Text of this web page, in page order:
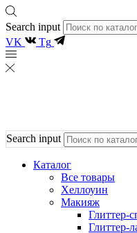
Search input
VK Tg
Search input
Каталог
Все товары
Хеллоуин
Макияж
Глиттер-
Глиттер-